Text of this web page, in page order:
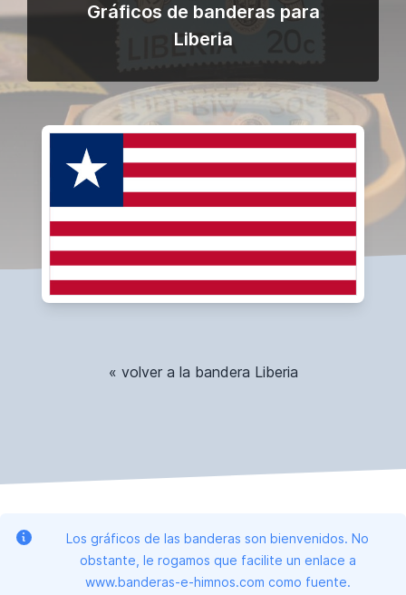
Gráficos de banderas para
Liberia
« volver a la bandera Liberia
Los gráficos de las banderas son bienvenidos. No
obstante, le rogamos que facilite un enlace a
www.banderas-e-himnos.com como fuente.